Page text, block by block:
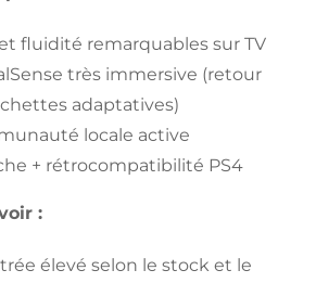
fluidité remarquables sur TV
très immersive (retour
adaptatives)
locale active
+ rétrocompatibilité PS4
:
élevé selon le stock et le